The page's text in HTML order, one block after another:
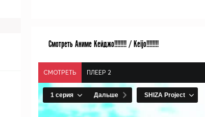
Смотреть Аниме Кейджо!!!!!!!! / Keijo!!!!!!!!
СМОТРЕТЬ ПЛЕЕР 2